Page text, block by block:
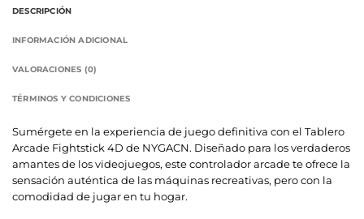
DESCRIPCIÓN
INFORMACIÓN ADICIONAL
VALORACIONES (0)
TÉRMINOS Y CONDICIONES
Sumérgete en la experiencia de juego definitiva con el Tablero
Arcade Fightstick 4D de NYGACN. Diseñado para los verdaderos
amantes de los videojuegos, este controlador arcade te ofrece la
sensación auténtica de las máquinas recreativas, pero con la
comodidad de jugar en tu hogar.